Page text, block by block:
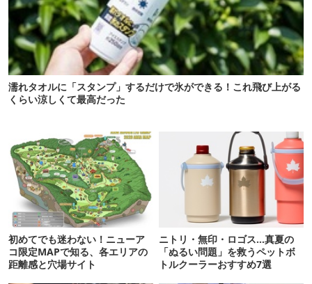
濡れタオルに「スタンプ」するだけで氷ができる！これ飛び上がる
くらい涼しくて最高だった
初めてでも迷わない！ニューア
コ限定MAPで知る、各エリアの
距離感と穴場サイト
ニトリ・無印・ロゴス…真夏の
「ぬるい問題」を救うペットボ
トルクーラーおすすめ7選